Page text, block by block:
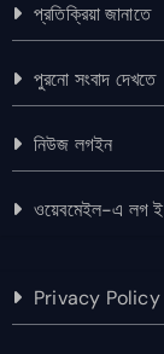
প্রতিক্রিয়া জানাতে
পুরনো সংবাদ দেখতে
নিউজ লগইন
ওয়েবমেইল-এ লগ
Privacy Policy